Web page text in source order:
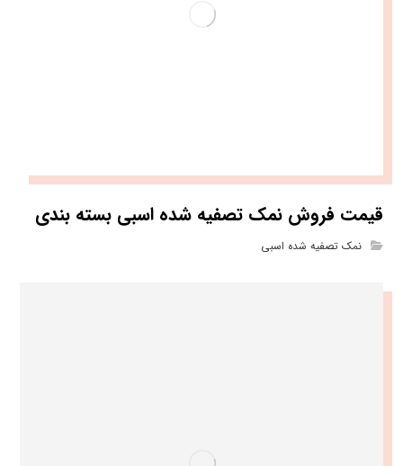
قیمت فروش نمک تصفیه شده اسبی بسته بندی
نمک تصفیه شده اسبی